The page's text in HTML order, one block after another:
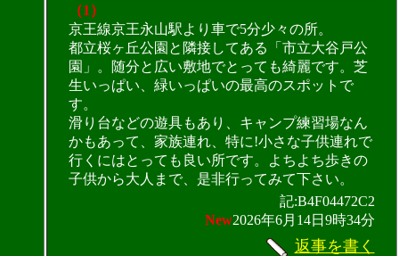
（1）
京王線京王永山駅より車で5分少々の所。
都立桜ヶ丘公園と隣接してある「市立大谷戸公
園」。随分と広い敷地でとっても綺麗です。芝
生いっぱい、緑いっぱいの最高のスポットで
す。
滑り台などの遊具もあり、キャンプ練習場なん
かもあって、家族連れ、特に!小さな子供連れで
行くにはとっても良い所です。よちよち歩きの
子供から大人まで、是非行ってみて下さい。
記:B4F04472C2
New2026年6月14日9時34分
返事を書く